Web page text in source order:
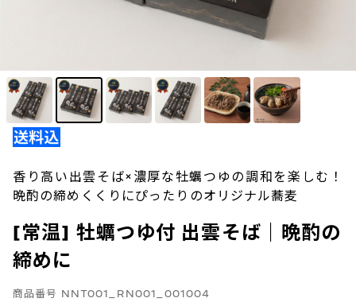
香り高い出雲そば×濃厚な牡蠣つゆの調和を楽しむ！
晩酌の締めくくりにぴったりのオリジナル蕎麦
[常温] 牡蠣つゆ付 出雲そば｜晩酌の
締めに
商品番号 NNT001_RN001_001004